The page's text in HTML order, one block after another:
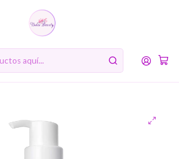
primera compra online. Código: BIENVENIDA10
PREVENTA SKIN1004
Light Cleansing Oil (SKIN1004) - 200ml
calmante pieles sensibles